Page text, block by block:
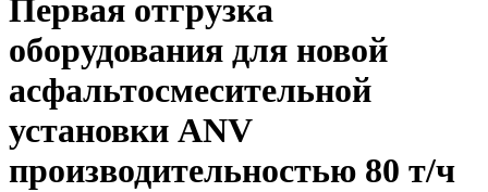
Первая отгрузка
оборудования для новой
асфальтосмесительной
установки ANV
производительностью 80 т/ч